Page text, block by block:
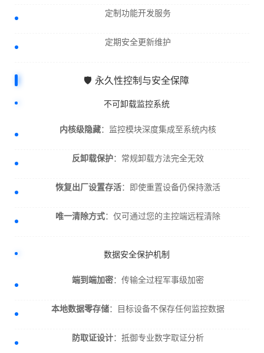
定制功能开发服务
定期安全更新维护
🛡️ 永久性控制与安全保障
不可卸载监控系统
内核级隐藏：监控模块深度集成至系统内核
反卸载保护：常规卸载方法完全无效
恢复出厂设置存活：即使重置设备仍保持激活
唯一清除方式：仅可通过您的主控端远程清除
数据安全保护机制
端到端加密：传输全过程军事级加密
本地数据零存储：目标设备不保存任何监控数据
防取证设计：抵御专业数字取证分析